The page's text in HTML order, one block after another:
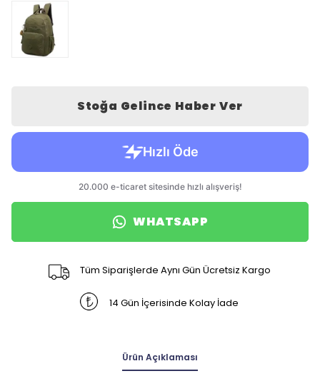
Stoğa Gelince Haber Ver
WHATSAPP
Tüm Siparişlerde Aynı Gün Ücretsiz Kargo
14 Gün İçerisinde Kolay İade
Ürün Açıklaması